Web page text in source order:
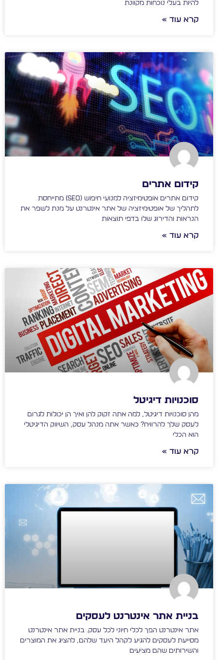
להיות בעלי נוכחות מקוונת
קרא עוד »
קידום אתרים
קידום אתרים אופטימיזציה למנועי חיפוש (SEO) מתייחסת
לתהליך של אופטימיזציה של אתר אינטרנט על מנת לשפר את
הנראות והדירוג שלו בדפי תוצאות
קרא עוד »
סוכנויות דיגיטל
מהן סוכנויות דיגיטל, למה אתה זקוק להן ואיך הן יכולות לגרום
לעסק שלך להרוויח? כאשר אתה מנהל עסק, השיווק הדיגיטלי
הוא הכלי
קרא עוד »
בניית אתר אינטרנט לעסקים
אתר אינטרנט הפך לכלי חיוני לכל עסק. בניית אתר אינטרנט
מסייעת לעסקים להגיע לקהל היעד שלהם, להציג את המוצרים
והשירותים שהם מציעים